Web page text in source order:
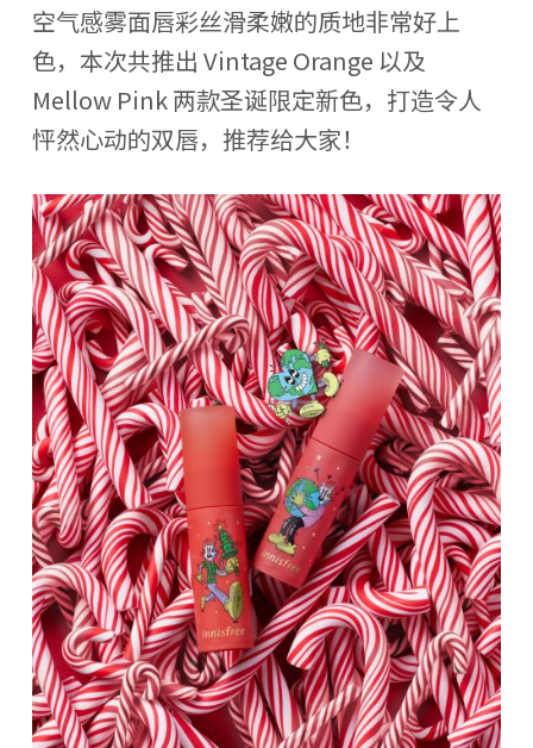
空气感雾面唇彩丝滑柔嫩的质地非常好上
色，本次共推出 Vintage Orange 以及
Mellow Pink 两款圣诞限定新色，打造令人
怦然心动的双唇，推荐给大家！